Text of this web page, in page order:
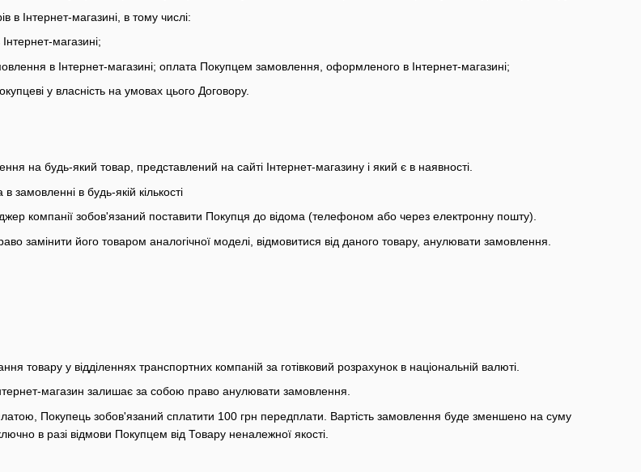
в Інтернет-магазині, в тому числі:
магазині;
в Інтернет-магазині; оплата Покупцем замовлення, оформленого в Інтернет-магазині;
у власність на умовах цього Договору.
на будь-який товар, представлений на сайті Інтернет-магазину і який є в наявності.
в будь-якій кількості
компанії зобов'язаний поставити Покупця до відома (телефоном або через електронну пошту).
замінити його товаром аналогічної моделі, відмовитися від даного товару, анулювати замовлення.
товару у відділеннях транспортних компаній за готівковий розрахунок в національній валюті.
магазин залишає за собою право анулювати замовлення.
Покупець зобов'язаний сплатити 100 грн передплати. Вартість замовлення буде зменшено на суму
в разі відмови Покупцем від Товару неналежної якості.